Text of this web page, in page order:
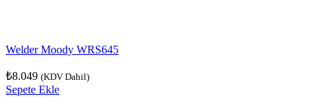
Welder Moody WRS645
₺8.049 (KDV Dahil)
Sepete Ekle